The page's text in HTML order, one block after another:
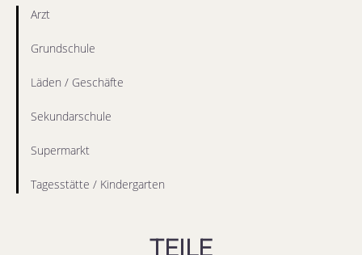
Arzt
Grundschule
Läden / Geschäfte
Sekundarschule
Supermarkt
Tagesstätte / Kindergarten
TEILE